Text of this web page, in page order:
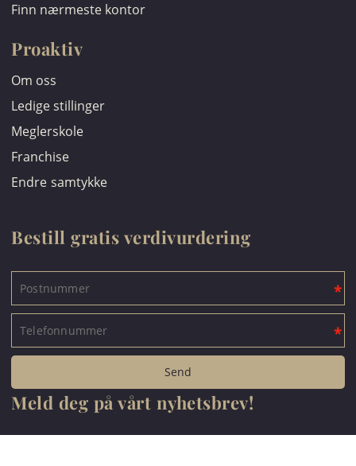
Finn nærmeste kontor
Proaktiv
Om oss
Ledige stillinger
Meglerskole
Franchise
Endre samtykke
Bestill gratis verdivurdering
Meld deg på vårt nyhetsbrev!